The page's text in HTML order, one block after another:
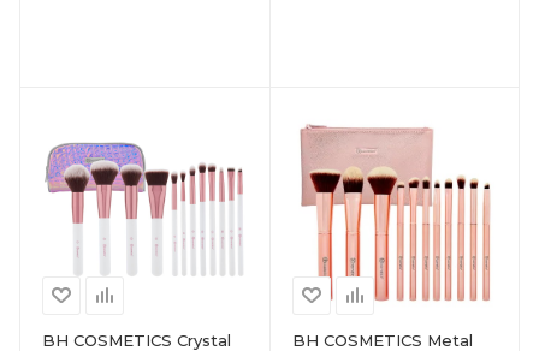
BH COSMETICS Crystal
BH COSMETICS Metal